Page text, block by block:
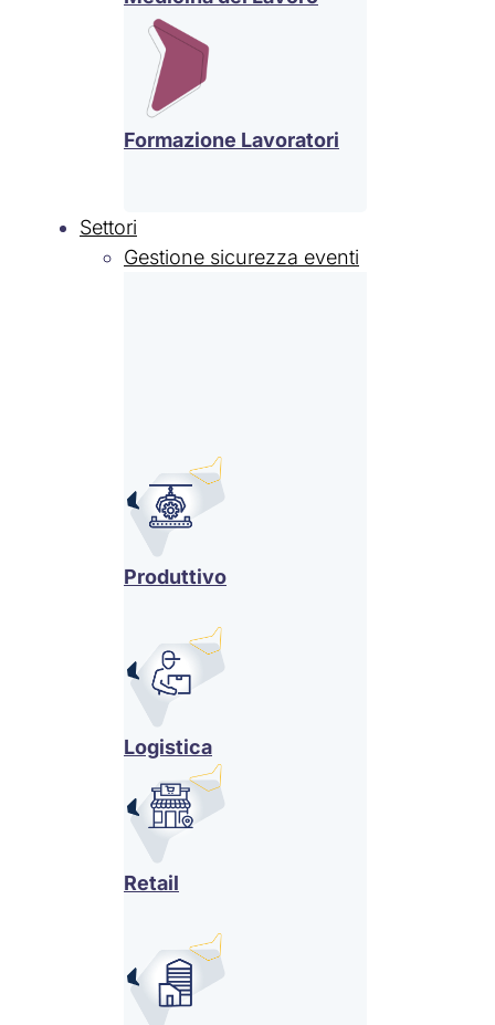
Formazione Lavoratori
Settori
Gestione sicurezza eventi
Produttivo
Logistica
Retail